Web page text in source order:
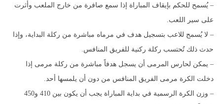
– يُسمح للحكم بإيقاف المباراة إذا سمع صافرة من خارج الملعب وأثرت
على سير اللعب.
– لا يُسمح للاعب بتسجيل هدف في مرماه مباشرة من ركلة البداية، وإذا
حدث ذلك تُحتسب ركلة ركنية للفريق المنافس.
– يمكن لحارس المرمى أن يسجل هدفاً مباشرة من ركلة مرمى إذا
دخلت الكرة مرمى الفريق المنافس من دون أن يلمسها أحد.
– وزن الكرة الرسمية في بداية المباراة يجب أن يكون بين 410 و450